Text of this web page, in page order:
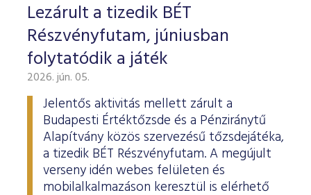
Lezárult a tizedik BÉT
Részvényfutam, júniusban
folytatódik a játék
2026. jún. 05.
Jelentős aktivitás mellett zárult a
Budapesti Értéktőzsde és a Pénziránytű
Alapítvány közös szervezésű tőzsdejátéka,
a tizedik BÉT Részvényfutam. A megújult
verseny idén webes felületen és
mobilalkalmazáson keresztül is elérhető